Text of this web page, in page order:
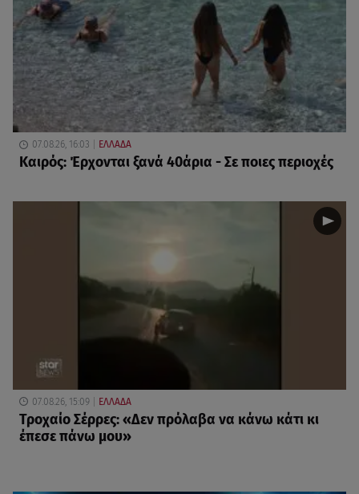
07.08.26, 16:03 ΕΛΛΑΔΑ
Καιρός: Έρχονται ξανά 40άρια - Σε ποιες περιοχές
07.08.26, 15:09 ΕΛΛΑΔΑ
Τροχαίο Σέρρες: «Δεν πρόλαβα να κάνω κάτι κι
έπεσε πάνω μου»